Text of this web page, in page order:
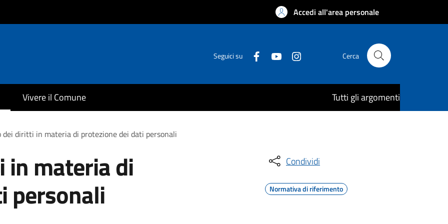
Accedi all'area personale
Seguici su Cerca
Vivere il Comune Tutti gli argomenti
dei diritti in materia di protezione dei dati personali
in materia di
personali
Condividi
Normativa di riferimento